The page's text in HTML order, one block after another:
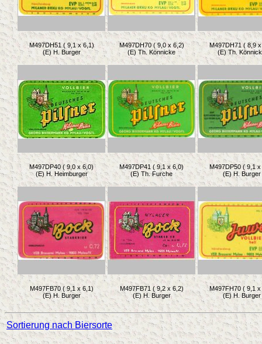
M497DH51 ( 9,1 x 6,1)
(E) H. Burger
M497DH70 ( 9,0 x 6,2)
(E) Th. Könnicke
M497DH71 ( 8,9
(E) Th.
M497DP40 ( 9,0 x 6,0)
(E) H. Heimburger
M497DP41 ( 9,1 x 6,0)
(E) Th. Furche
M497DP50 ( 9,1
(E) H. Burger
M497FB70 ( 9,1 x 6,1)
(E) H. Burger
M497FB71 ( 9,2 x 6,2)
(E) H. Burger
M497FH70 ( 9,1 x
(E) H. Burger
Sortierung nach Biersorte